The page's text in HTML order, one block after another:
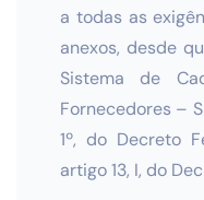
a todas as
anexos, desde
Sistema de
Fornecedores –
1º, do Decreto
artigo 13, I, do